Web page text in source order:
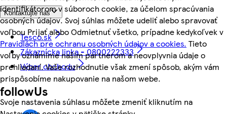
identifikátorom v súboroch cookie, za účelom spracúvania
osobných údajov. Svoj súhlas môžete udeliť alebo spravovať
voľbou Prijať alebo Odmietnuť všetko, prípadne kedykoľvek v
Pravidlách pre ochranu osobných údajov a cookies. Tieto
voľby oznámime našim partnerom a neovplyvnia údaje o
prehliadaní. Vaše rozhodnutie však zmení spôsob, akým vám
prispôsobíme nakupovanie na našom webe.
Svoje nastavenia súhlasu môžete zmeniť kliknutím na
Kontaktujte nás
Tesco.sk
Zákaznícka linka - 0800222333
Výber obchodu
followUs